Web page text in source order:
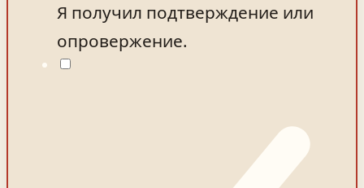
Я получил подтверждение или
опровержение.